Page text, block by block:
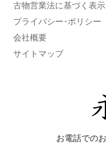
古物営業法に基づく表示
プライバシー･ポリシー
会社概要
サイトマップ
お電話での